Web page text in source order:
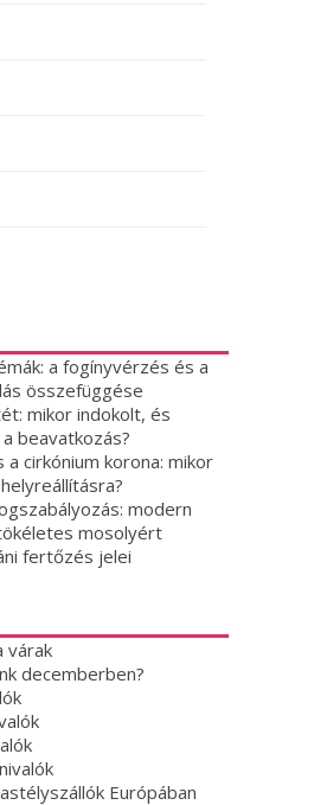
a fogínyvérzés és a
összefüggése
mikor indokolt, és
beavatkozás?
cirkónium korona: mikor
modern
mosolyért
fertőzés jelei
várak
decemberben?
Európában